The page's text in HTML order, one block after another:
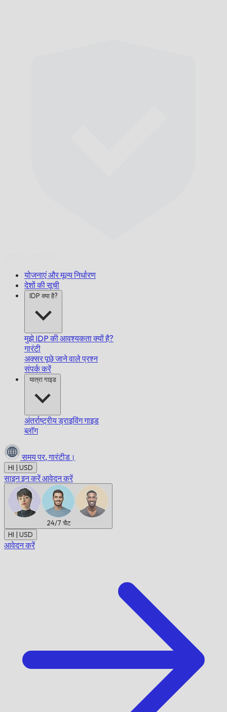
योजनाएं और मूल्य निर्धारण
देशों की सूची
IDP क्या है?
मुझे IDP की आवश्यकता क्यों है?
गारंटी
अक्सर पूछे जाने वाले प्रश्न
संपर्क करें
यात्रा गाइड
अंतर्राष्ट्रीय ड्राइविंग गाइड
ब्लॉग
समय पर, गारंटीड।
HI | USD
साइन इन करेंआवेदन करें
24/7 चैट
HI | USD
आवेदन करें